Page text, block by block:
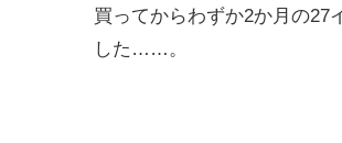
買ってからわずか2か月の27
した……。